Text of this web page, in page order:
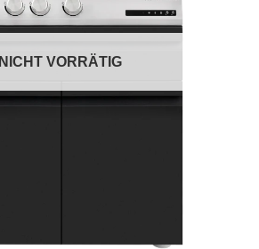
NICHT VORRÄTIG